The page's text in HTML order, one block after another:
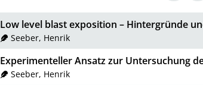
Low level blast exposition – Hintergründe
Seeber, Henrik
Experimenteller Ansatz zur Untersuchung
Seeber, Henrik